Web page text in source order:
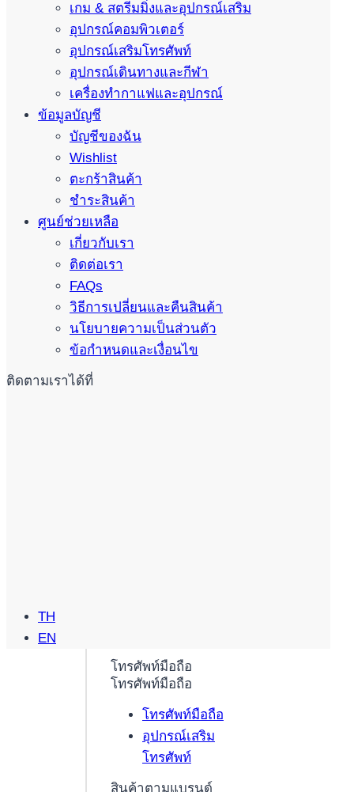
โทรศัพท์มือถือ
โทรศัพท์มือถือ
โทรศัพท์มือถือ
อุปกรณ์เสริม
โทรศัพท์
สินค้าตามแบรนด์
เกม & สตรีมมิ่งและอุปกรณ์เสริม
อุปกรณ์คอมพิวเตอร์
อุปกรณ์เสริมโทรศัพท์
อุปกรณ์เดินทางและกีฬา
เครื่องทำกาแฟและอุปกรณ์
ข้อมูลบัญชี
บัญชีของฉัน
Wishlist
ตะกร้าสินค้า
ชำระสินค้า
ศูนย์ช่วยเหลือ
เกี่ยวกับเรา
ติดต่อเรา
FAQs
วิธีการเปลี่ยนและคืนสินค้า
นโยบายความเป็นส่วนตัว
ข้อกำหนดและเงื่อนไข
ติดตามเราได้ที่
TH
EN